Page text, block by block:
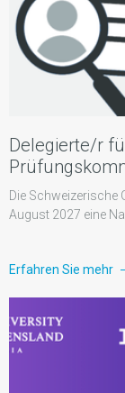
Delegierte/r
Die Schweizerische
August 2027 eine
Erfahren Sie mehr